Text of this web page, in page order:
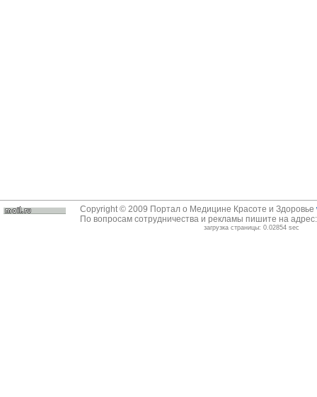
Copyright © 2009 Портал о Медицине Красоте и Здоровье
По вопросам сотрудничества и рекламы пишите на
загрузка страницы: 0.02854 sec